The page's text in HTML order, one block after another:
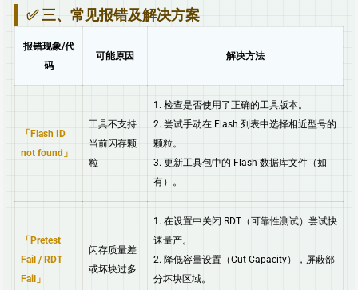
✅ 三、常见报错及解决方案
报错现象/代
码
可能原因 解决方法
Flash ID
not found
工具不支持
当前闪存颗
粒
1. 检查是否使用了正确的工具版本。
2. 尝试手动在 Flash 列表中选择相近型号的
颗粒。
3. 更新工具包中的 Flash 数据库文件（如
有）。
Pretest
Fail / RDT
Fail
闪存质量差
或坏块过多
1. 在设置中关闭 RDT（可靠性测试）尝试快
速量产。
2. 降低容量设置（Cut Capacity），屏蔽部
分坏块区域。